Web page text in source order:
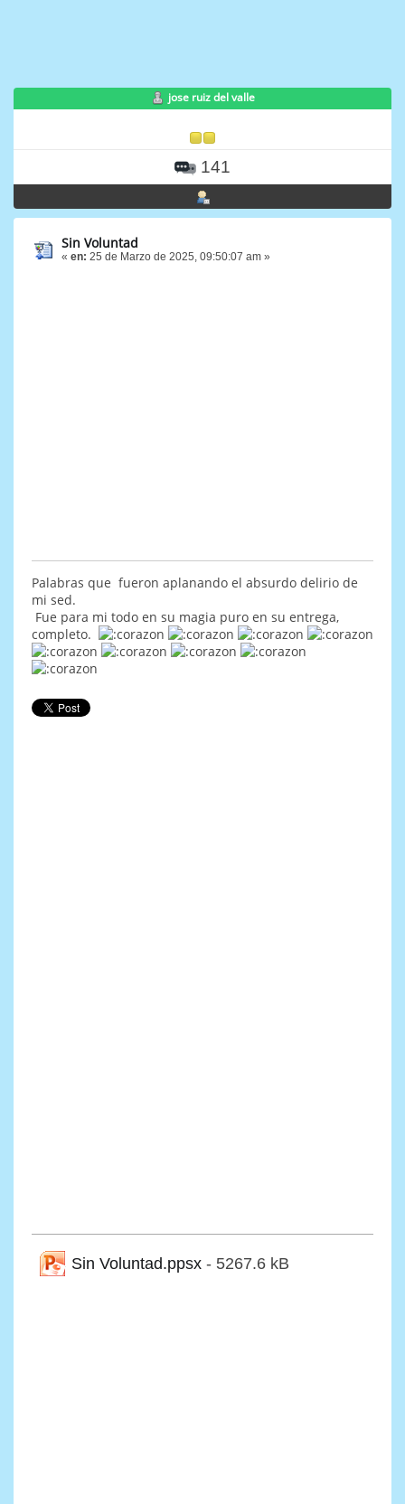
jose ruiz del valle
141
Sin Voluntad
« en: 25 de Marzo de 2025, 09:50:07 am »
Palabras que fueron aplanando el absurdo delirio de
mi sed.
Fue para mi todo en su magia puro en su entrega,
completo.
Sin Voluntad.ppsx - 5267.6 kB